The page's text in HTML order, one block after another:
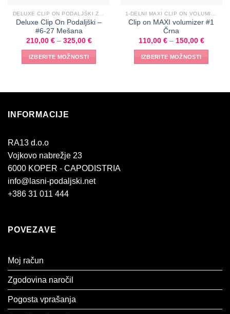
Deluxe Clip On Podaljški –
#6-27 Mešana
210,00 €– 325,00 €
IZBERITE MOŽNOSTI
Clip on MAXI volumizer #1
Črna
110,00 €– 150,00 €
IZBERITE MOŽNOSTI
INFORMACIJE
RA13 d.o.o
Vojkovo nabrežje 23
6000 KOPER - CAPODISTRIA
info@lasni-podaljski.net
+386 31 011 444
POVEZAVE
Moj račun
Zgodovina naročil
Pogosta vprašanja